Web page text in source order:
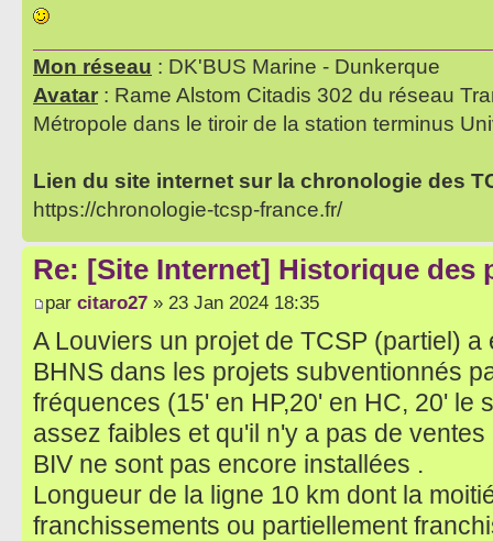
Mon réseau : DK'BUS Marine - Dunkerque
Avatar : Rame Alstom Citadis 302 du réseau
Métropole dans le tiroir de la station terminus
Lien du site internet sur la chronologie des
https://chronologie-tcsp-france.fr/
Re: [Site Internet] Historique des
par citaro27 » 23 Jan 2024 18:35
A Louviers un projet de TCSP (partiel)
BHNS dans les projets subventionnés
fréquences (15' en HP,20' en HC, 20' le
assez faibles et qu'il n'y a pas de
BIV ne sont pas encore installées .
Longueur de la ligne 10 km dont la
franchissements ou partiellement